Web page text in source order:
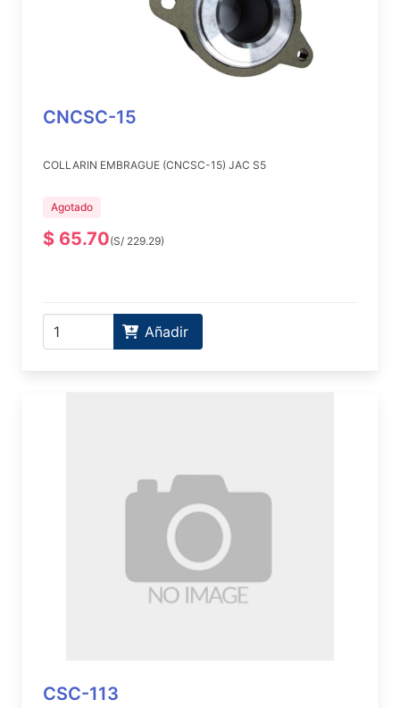
CNCSC-15
COLLARIN EMBRAGUE (CNCSC-15) JAC S5
Agotado
$ 65.70(S/ 229.29)
Añadir
CSC-113